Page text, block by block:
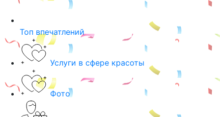
Топ впечатлений
Услуги в сфере красоты
Фото